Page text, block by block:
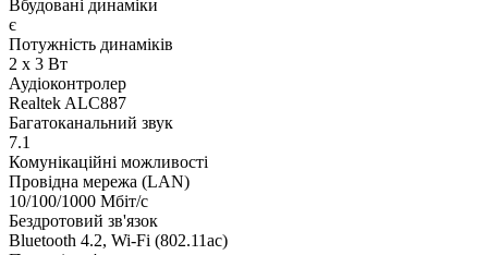
Вбудовані динаміки
є
Потужність динаміків
2 x 3 Вт
Аудіоконтролер
Realtek ALC887
Багатоканальний звук
7.1
Комунікаційні можливості
Провідна мережа (LAN)
10/100/1000 Мбіт/с
Бездротовий зв'язок
Bluetooth 4.2, Wi-Fi (802.11ac)